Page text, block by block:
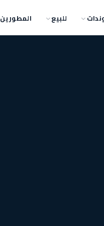
للبيع المطورين